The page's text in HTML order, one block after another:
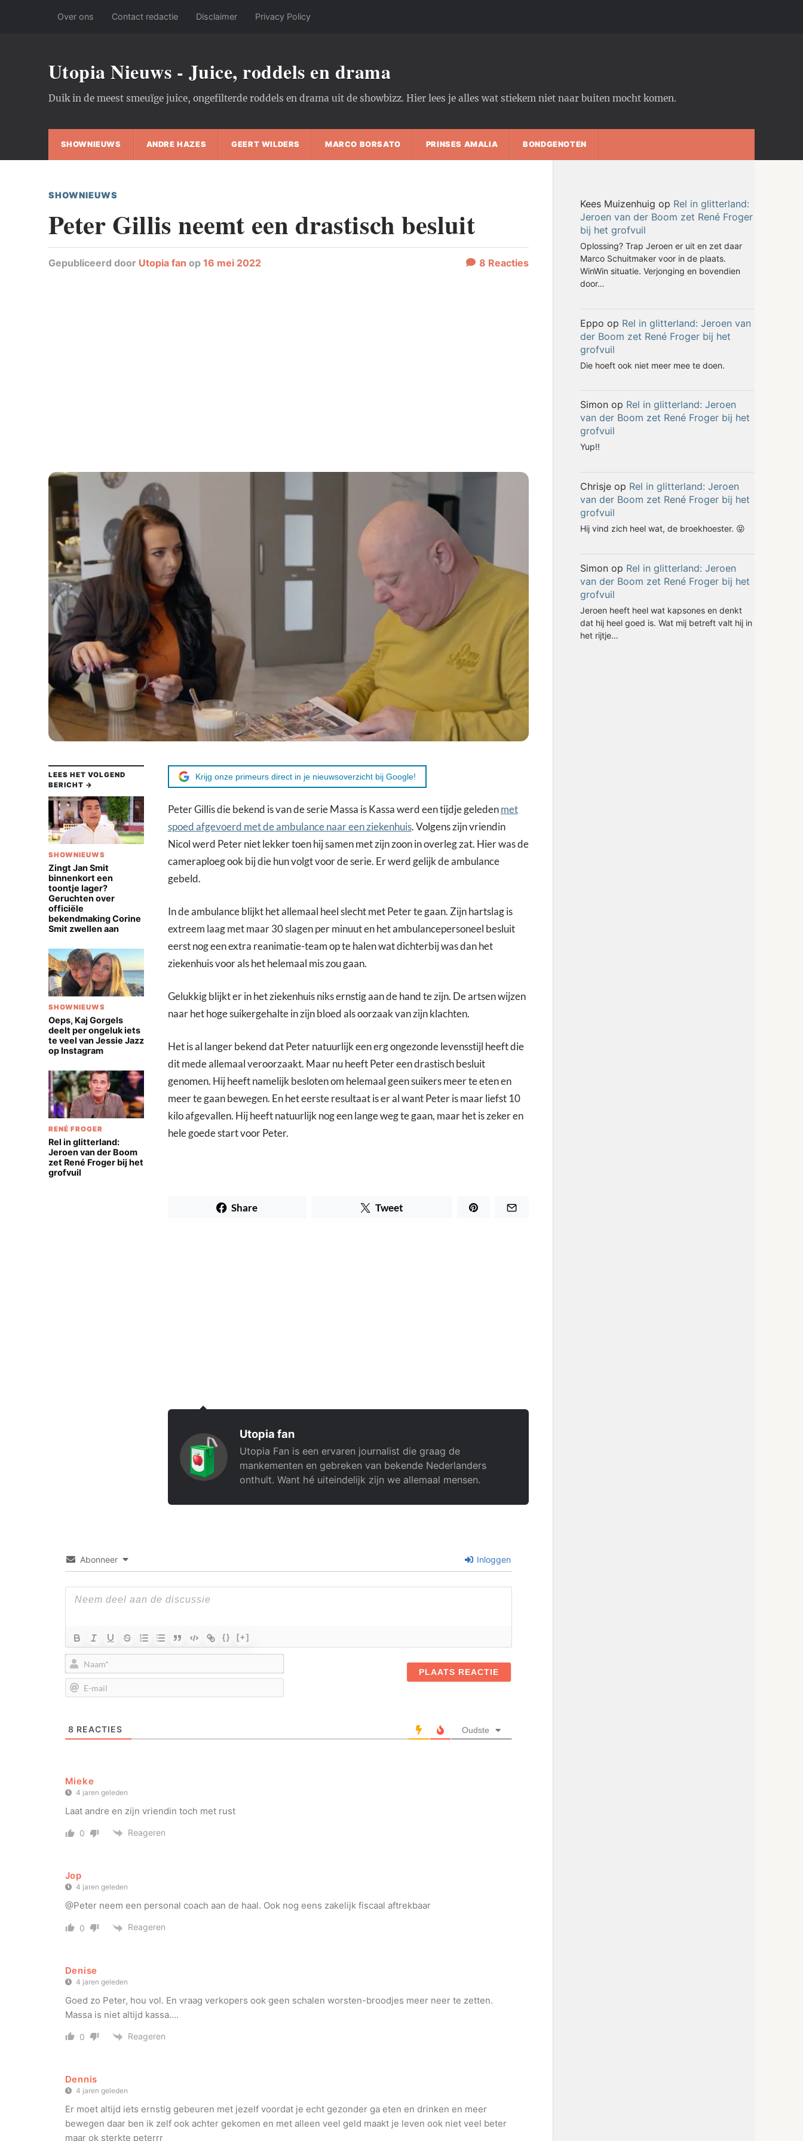
Over ons Contact redactie Disclaimer Privacy Policy
Utopia Nieuws - Juice, roddels en drama
Duik in de meest smeuïge juice, ongefilterde roddels en drama uit de showbizz. Hier lees je alles wat stiekem niet naar buiten mocht komen.
SHOWNIEUWS ANDRE HAZES GEERT WILDERS MARCO BORSATO PRINSES AMALIA BONDGENOTEN
SHOWNIEUWS
Peter Gillis neemt een drastisch besluit
Gepubliceerd door Utopia fan op 16 mei 2022 8 Reacties
LEES HET VOLGEND
BERICHT →
SHOWNIEUWS
Zingt Jan Smit
binnenkort een
toontje lager?
Geruchten over
officiële
bekendmaking Corine
Smit zwellen aan
SHOWNIEUWS
Oeps, Kaj Gorgels
deelt per ongeluk iets
te veel van Jessie Jazz
op Instagram
RENÉ FROGER
Rel in glitterland:
Jeroen van der Boom
zet René Froger bij het
grofvuil
Krijg onze primeurs direct in je nieuwsoverzicht bij Google!
Peter Gillis die bekend is van de serie Massa is Kassa werd een tijdje geledenmet
spoed afgevoerd met de ambulance naar een ziekenhuis. Volgens zijn vriendin
Nicol werd Peter niet lekker toen hij samen met zijn zoon in overleg zat. Hier was de
cameraploeg ook bij die hun volgt voor de serie. Er werd gelijk de ambulance
gebeld.
In de ambulance blijkt het allemaal heel slecht met Peter te gaan. Zijn hartslag is
extreem laag met maar 30 slagen per minuut en het ambulancepersoneel besluit
eerst nog een extra reanimatie-team op te halen wat dichterbij was dan het
ziekenhuis voor als het helemaal mis zou gaan.
Gelukkig blijkt er in het ziekenhuis niks ernstig aan de hand te zijn. De artsen wijzen
naar het hoge suikergehalte in zijn bloed als oorzaak van zijn klachten.
Het is al langer bekend dat Peter natuurlijk een erg ongezonde levensstijl heeft die
dit mede allemaal veroorzaakt. Maar nu heeft Peter een drastisch besluit
genomen. Hij heeft namelijk besloten om helemaal geen suikers meer te eten en
meer te gaan bewegen. En het eerste resultaat is er al want Peter is maar liefst 10
kilo afgevallen. Hij heeft natuurlijk nog een lange weg te gaan, maar het is zeker en
hele goede start voor Peter.
Share Tweet
Utopia fan
Utopia Fan is een ervaren journalist die graag de
mankementen en gebreken van bekende Nederlanders
onthult. Want hé uiteindelijk zijn we allemaal mensen.
Abonneer Inloggen
{} [+]
mail
8 REACTIES Oudste
Mieke
4 jaren geleden
Laat andre en zijn vriendin toch met rust
0 Reageren
Jop
4 jaren geleden
@Peter neem een personal coach aan de haal. Ook nog eens zakelijk fiscaal aftrekbaar
0 Reageren
Denise
4 jaren geleden
Goed zo Peter, hou vol. En vraag verkopers ook geen schalen worsten-broodjes meer neer te zetten.
Massa is niet altijd kassa….
0 Reageren
Dennis
4 jaren geleden
Er moet altijd iets ernstig gebeuren met jezelf voordat je echt gezonder ga eten en drinken en meer
bewegen daar ben ik zelf ook achter gekomen en met alleen veel geld maakt je leven ook niet veel beter
maar ok sterkte peterrr
Kees Muizenhuig op Rel in glitterland:
Jeroen van der Boom zet René Froger
bij het grofvuil
Oplossing? Trap Jeroen er uit en zet daar
Marco Schuitmaker voor in de plaats.
WinWin situatie. Verjonging en bovendien
door…
Eppo op Rel in glitterland: Jeroen van
der Boom zet René Froger bij het
grofvuil
Die hoeft ook niet meer mee te doen.
Simonop Rel in glitterland: Jeroen
van der Boom zet René Froger bij het
grofvuil
Yup!!
Chrisjeop Rel in glitterland: Jeroen
van der Boom zet René Froger bij het
grofvuil
Hij vind zich heel wat, de broekhoester. 😝
Simonop Rel in glitterland: Jeroen
van der Boom zet René Froger bij het
grofvuil
Jeroen heeft heel wat kapsones en denkt
dat hij heel goed is. Wat mij betreft valt hij in
het rijtje…